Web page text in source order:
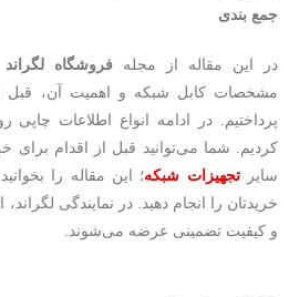
جمع بندی
در این مقاله از مجله فروشگاه
مشخصات کابل شبکه و اهمیت آن، قبل
پرداختیم. در ادامه انواع اطلاعات
کردیم. شما می‌توانید قبل از اقدام برای
سایرتجهیزات شبکه؛ این مقاله را
خریدتان را انجام دهید. در نمایندگی
و کیفیت تضمینی عرضه می‌شوند.